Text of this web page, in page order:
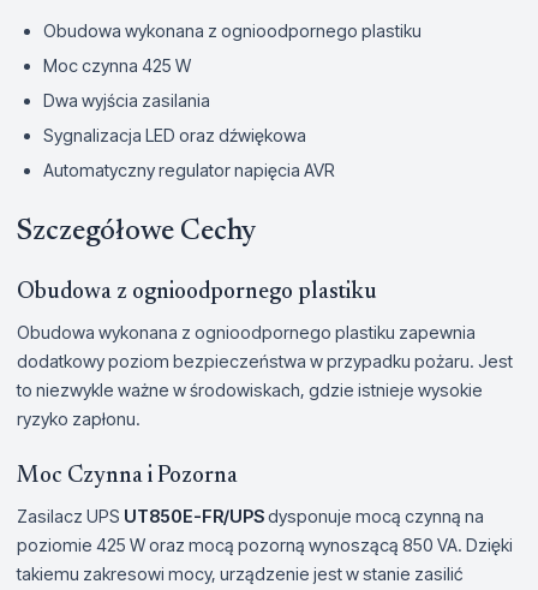
Obudowa wykonana z ognioodpornego plastiku
Moc czynna 425 W
Dwa wyjścia zasilania
Sygnalizacja LED oraz dźwiękowa
Automatyczny regulator napięcia AVR
Szczegółowe Cechy
Obudowa z ognioodpornego plastiku
Obudowa wykonana z ognioodpornego plastiku zapewnia
dodatkowy poziom bezpieczeństwa w przypadku pożaru. Jest
to niezwykle ważne w środowiskach, gdzie istnieje wysokie
ryzyko zapłonu.
Moc Czynna i Pozorna
Zasilacz UPS UT850E-FR/UPSdysponuje mocą czynną na
poziomie 425 W oraz mocą pozorną wynoszącą 850 VA. Dzięki
takiemu zakresowi mocy, urządzenie jest w stanie zasilić